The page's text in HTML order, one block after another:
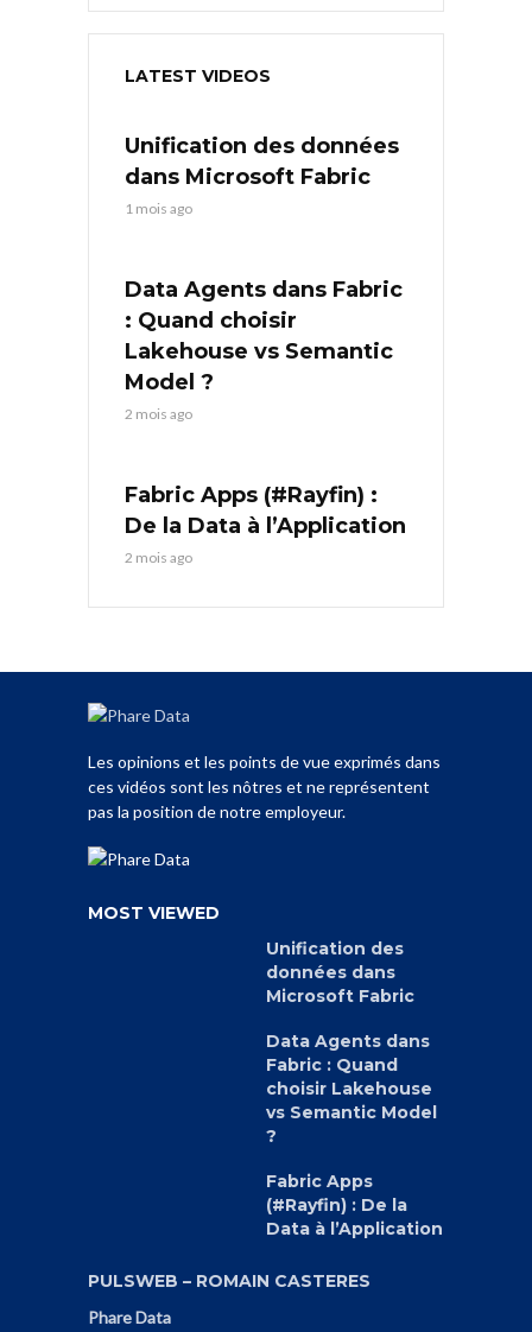
LATEST VIDEOS
Unification des données
dans Microsoft Fabric
1 mois ago
Data Agents dans Fabric
: Quand choisir
Lakehouse vs Semantic
Model ?
2 mois ago
Fabric Apps (#Rayfin) :
De la Data à l’Application
2 mois ago
Les opinions et les points de vue exprimés dans
ces vidéos sont les nôtres et ne représentent
pas la position de notre employeur.
MOST VIEWED
Unification des
données dans
Microsoft Fabric
Data Agents dans
Fabric : Quand
choisir Lakehouse
vs Semantic Model
?
Fabric Apps
(#Rayfin) : De la
Data à l’Application
PULSWEB – ROMAIN CASTERES
Phare Data